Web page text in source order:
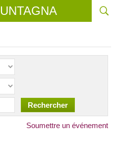
Soumettre un événement